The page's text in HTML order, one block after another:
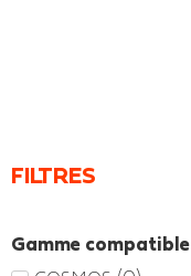
FILTRES
Gamme compatible